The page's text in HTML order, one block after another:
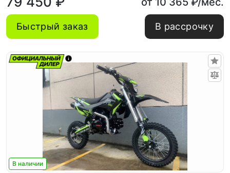
Быстрый заказ В рассрочку
В наличии